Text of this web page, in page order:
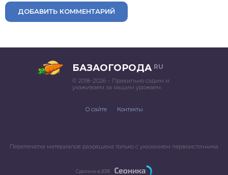
ДОБАВИТЬ КОММЕНТАРИЙ
БАЗАОГОРОДА RU
© 2018–2026 – Правильно садим и
ухаживаем за нашим урожаем.
О сайте Контакты
Перепечатка материалов разрешена только с указанием первоисточника
Сделано в 2018